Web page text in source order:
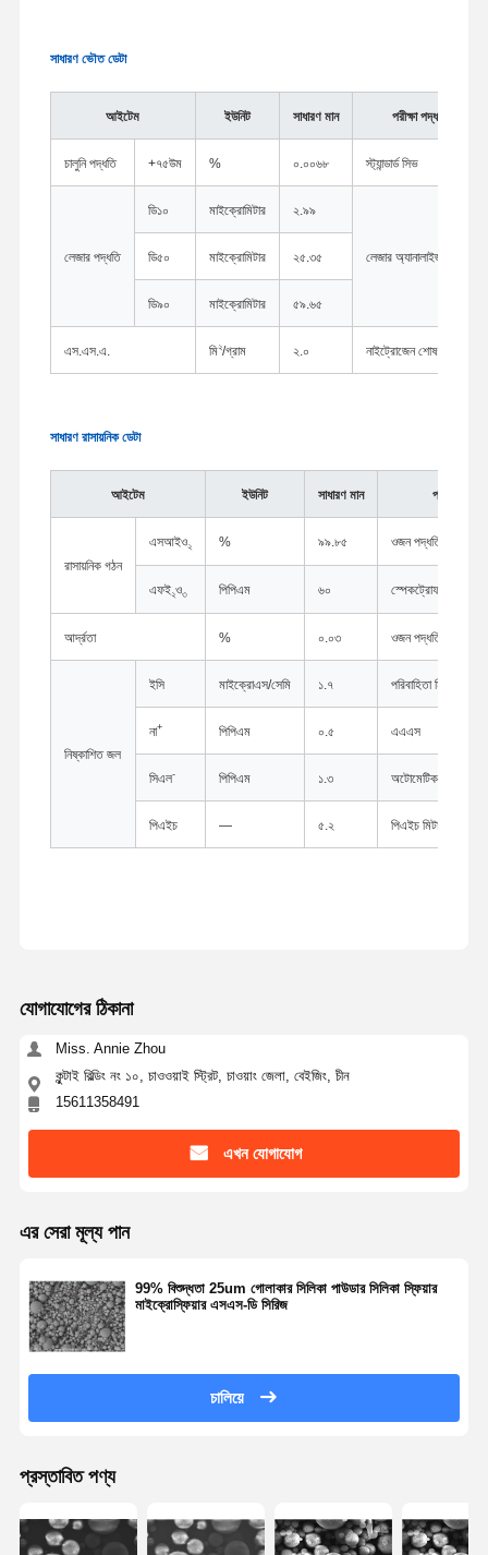
বাড়ি
মান নিয়ন্ত্রণ
আমাদের সাথে
যোগাযোগ করুন
উদ্ধৃতির জন্য
আবেদন
গোলাকার সিলিকা গুঁড়া
সিলিকা ন্যানোস্ফিয়ারস
সিলিকা মাইক্রোস্ফিয়ার প্রসাধনী
ন্যানো সিলিকা পাউডার
গোলাকার অ্যালুমিনিয়াম পাউডার
সাধারণ ভৌত ডেটা
আইটেম ইউনিট সাধারণ মান পরীক্ষা পদ্ধতি
চালুনি পদ্ধতি +৭৫উম % ০.০০৬৮ স্ট্যান্ডার্ড সিভ
লেজার পদ্ধতি
ডি১০ মাইক্রোমিটার ২.৯৯
লেজার অ্যানালাইজার
ডি৫০ মাইক্রোমিটার ২৫.৩৫
ডি৯০ মাইক্রোমিটার ৫৯.৬৫
এস.এস.এ. মি২/গ্রাম ২.০ নাইট্রোজেন শোষণ পদ্ধতি
সাধারণ রাসায়নিক ডেটা
আইটেম ইউনিট সাধারণ মান পরীক্ষা পদ্ধতি
রাসায়নিক গঠন
এসআইও২ % ৯৯.৮৫ ওজন পদ্ধতি
এফই২ও৩ পিপিএম ৬০ স্পেকট্রোফটোমিটার
আর্দ্রতা % ০.০৩ ওজন পদ্ধতি
নিষ্কাশিত জল
ইসি মাইক্রোএস/সেমি ১.৭ পরিবাহিতা মিটার
না+ পিপিএম ০.৫ এএএস
সিএল- পিপিএম ১.৩ অটোমেটিক পটেনশিয়াল
পিএইচ — ৫.২ পিএইচ মিটার
যোগাযোগের ঠিকানা
Miss. Annie Zhou
কুন্টাই বিল্ডিং নং ১০, চাওওয়াই স্ট্রিট, চাওয়াং জেলা, বেইজিং, চীন
15611358491
এখন যোগাযোগ
এর সেরা মূল্য পান
99% বিশুদ্ধতা 25um গোলাকার সিলিকা পাউডার সিলিকা স্ফিয়ার
মাইক্রোস্ফিয়ার এসএস-ডি সিরিজ
চালিয়ে
প্রস্তাবিত পণ্য